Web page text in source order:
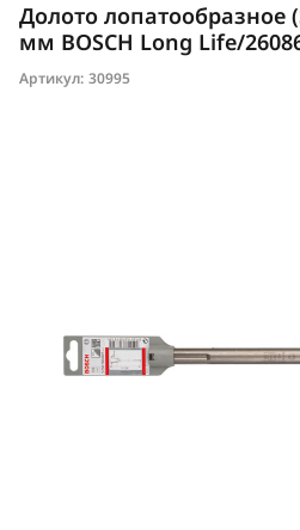
Долото лопатообразное
мм BOSCH Long Life/
Артикул: 30995